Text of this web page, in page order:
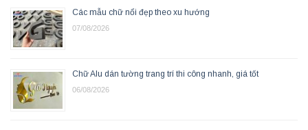
Các mẫu chữ nổi đẹp theo xu hướng
07/08/2026
Chữ Alu dán tường trang trí thi công nhanh, giá tốt
06/08/2026